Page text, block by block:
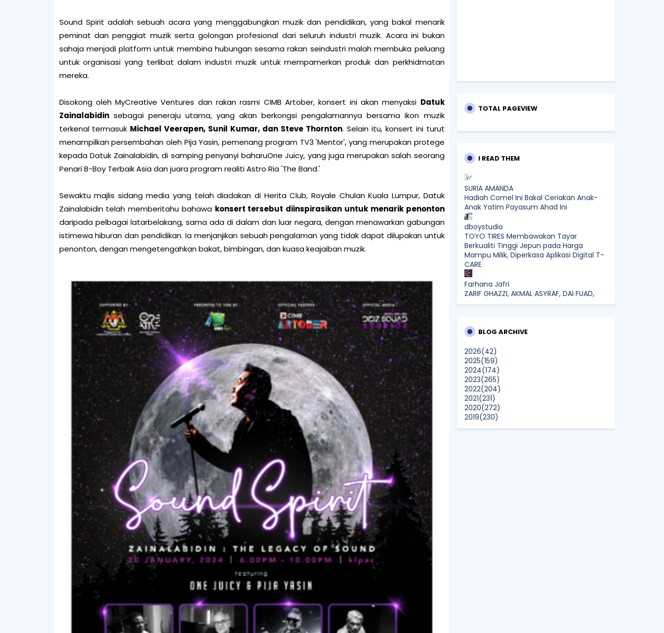
Sound Spirit adalah sebuah acara yang menggabungkan muzik dan pendidikan, yangbakal menarik
peminat dan penggiat muzik serta golongan profesional dari seluruh industri muzik. Acara ini bukan
sahaja menjadi platform untuk membina hubungansesama rakan seindustri malah membuka peluang
untuk organisasi yang terlibat dalamindustri muzik untuk mempamerkan produk dan perkhidmatan
mereka.
Disokong oleh MyCreative Ventures dan rakan rasmi CIMB Artober, konsert ini akanmenyaksi Datuk
Zainalabidinsebagai peneraju utama, yang akan berkongsipengalamannya bersama ikon muzik
terkenal termasuk Michael Veerapen, Sunil Kumar, dan Steve Thornton. Selain itu, konsert ini turut
menampilkan persembahan oleh Pija Yasin, pemenang program TV3 'Mentor', yang merupakan protege
kepada Datuk Zainalabidin, di samping penyanyi baharuOne Juicy, yang juga merupakan salah seorang
Penari B-Boy Terbaik Asia dan juara program realiti Astro Ria 'The Band.'
Sewaktu majlis sidang media yang telah diadakan di Herita Club, Royale Chulan Kuala Lumpur, Datuk
Zainalabidin telah memberitahu bahawa konsert tersebut diinspirasikan untuk menarik penonton
daripada pelbagai latarbelakang, sama ada di dalam dan luar negara, dengan menawarkan gabungan
istimewa hiburan dan pendidikan. Ia menjanjikan sebuah pengalaman yang tidak dapat dilupakan untuk
penonton, denganmengetengahkan bakat, bimbingan, dan kuasa keajaiban muzik.
TOTAL PAGEVIEW
I READ THEM
SURIA AMANDA
Hadiah Comel Ini Bakal Ceriakan Anak-
Anak Yatim Payasum Ahad Ini
dboystudio
TOYO TIRES Membawakan Tayar
Berkualiti Tinggi Jepun pada Harga
Mampu Milik, Diperkasa Aplikasi Digital T-
CARE
Farhana Jafri
ZARIF GHAZZI, AKMAL ASYRAF, DAI FUAD,
EVERTTS GOMES, CHECH HARITH, SERTAI
Mia Liana
Tiada Update
Sunshine Kelly | Beauty . Fashion .
Lifestyle . Travel . Fitness
Best New Apps of 2026: 8 Fresh
Downloads Worth Trying
Show All
BLOG ARCHIVE
2026(42)
2025(159)
2024(174)
2023(265)
2022(204)
2021(231)
2020(272)
2019(230)
2018(496)